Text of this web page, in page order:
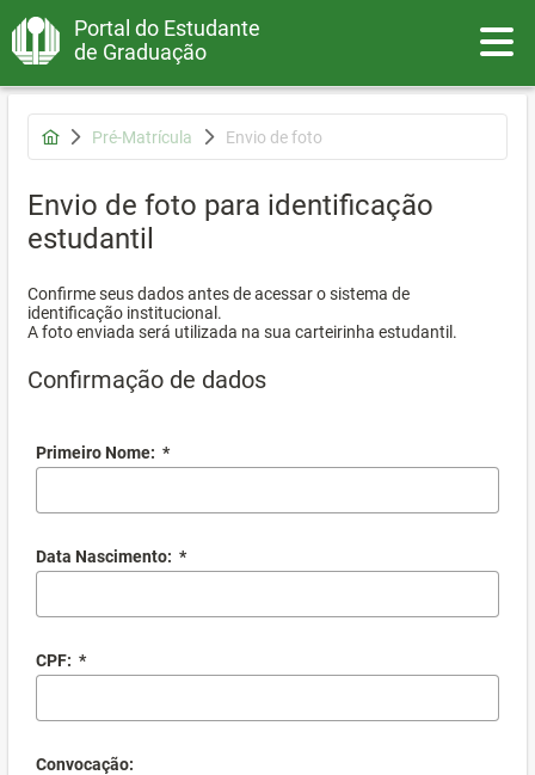
Portal do Estudante
de Graduação
Pré-Matrícula Envio de foto
Envio de foto para identificação
estudantil
Confirme seus dados antes de acessar o sistema de
identificação institucional.
A foto enviada será utilizada na sua carteirinha estudantil.
Confirmação de dados
Primeiro Nome: *
Data Nascimento: *
CPF: *
Convocação: